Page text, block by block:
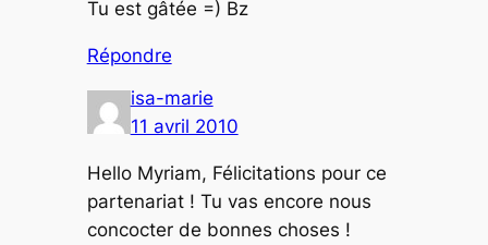
Tu est gâtée =) Bz
Répondre
isa-marie
11 avril 2010
Hello Myriam, Félicitations pour ce
partenariat ! Tu vas encore nous
concocter de bonnes choses !